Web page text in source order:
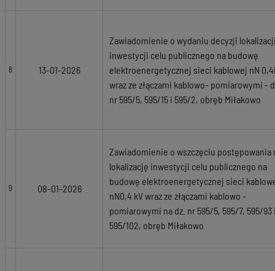
8 13-01-2026
Zawiadomienie o wydaniu decyzji
inwestycji celu publicznego na budowę
elektroenergetycznej sieci kablowej nN
wraz ze złączami kablowo- pomiarowymi -
nr 595/5, 595/15 i 595/2, obręb Miłakowo
9 08-01-2026
Zawiadomienie o wszczęciu postępowania
lokalizację inwestycji celu publicznego na
budowę elektroenergetycznej sieci
nN0,4 kV wraz ze złączami kablowo -
pomiarowymi na dz. nr 595/5, 595/7, 595/93
595/102, obręb Miłakowo